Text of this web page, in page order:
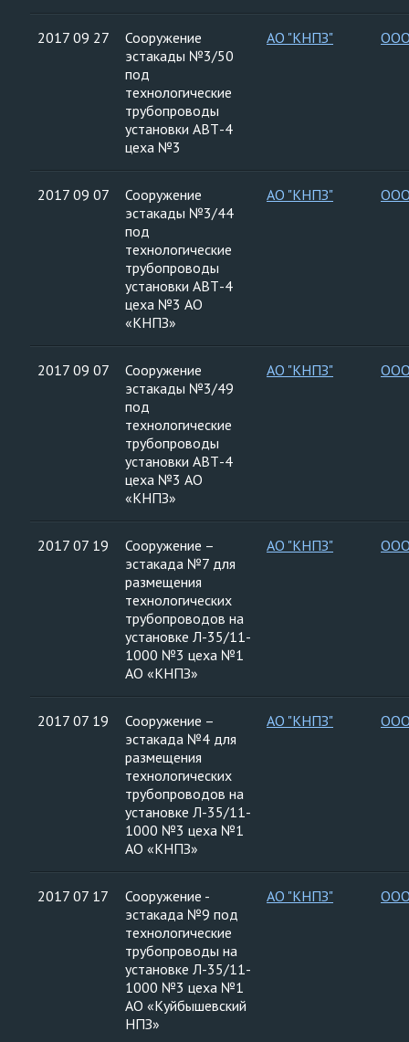
2017 09 27
Сооружение
эстакады №3/50
под
технологические
трубопроводы
установки АВТ-4
цеха №3
АО "КНПЗ"
2017 09 07
Сооружение
эстакады №3/44
под
технологические
трубопроводы
установки АВТ-4
цеха №3 АО
«КНПЗ»
АО "КНПЗ"
2017 09 07
Сооружение
эстакады №3/49
под
технологические
трубопроводы
установки АВТ-4
цеха №3 АО
«КНПЗ»
АО "КНПЗ"
2017 07 19
Сооружение –
эстакада №7 для
размещения
технологических
трубопроводов на
установке Л-35/11-
1000 №3 цеха №1
АО «КНПЗ»
АО "КНПЗ"
2017 07 19
Сооружение –
эстакада №4 для
размещения
технологических
трубопроводов на
установке Л-35/11-
1000 №3 цеха №1
АО «КНПЗ»
АО "КНПЗ"
2017 07 17
Сооружение -
эстакада №9 под
технологические
трубопроводы на
установке Л-35/11-
1000 №3 цеха №1
АО «Куйбышевский
НПЗ»
АО "КНПЗ"